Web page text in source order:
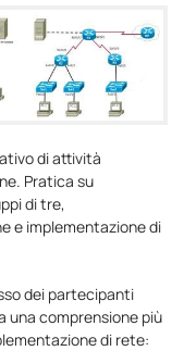
di attività
Pratica su
di tre,
e implementazione di
dei partecipanti
una comprensione più
di rete: